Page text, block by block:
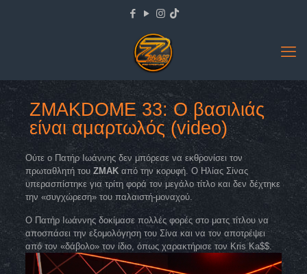
ZMAKDOME 33: Ο βασιλιάς
είναι αμαρτωλός (video)
Ούτε ο Πατήρ Ιωάννης δεν μπόρεσε να εκθρονίσει τον
πρωταθλητή του ZMAKαπό την κορυφή. Ο Ηλίας Σίνας
υπερασπίστηκε για τρίτη φορά τον μεγάλο τίτλο και δεν δέχτηκε
την «συγχώρεση» του παλαιστή-μοναχού.
Ο Πατήρ Ιωάννης δοκίμασε πολλές φορές στο ματς τίτλου να
αποσπάσει την εξομολόγηση του Σίνα και να τον αποτρέψει
από τον «δάβολο» τον ίδιο, όπως χαρακτήρισε τον Kris Ka$$.